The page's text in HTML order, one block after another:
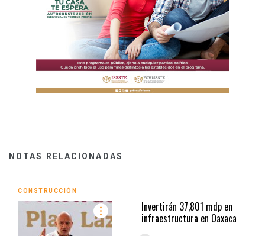
NOTAS RELACIONADAS
CONSTRUCCIÓN
Invertirán 37,801 mdp en
infraestructura en Oaxaca